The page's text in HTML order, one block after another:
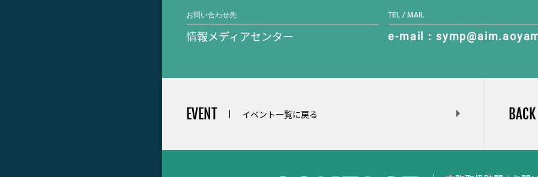
お問い合わせ先
情報メディアセンター
TEL / MAIL
e-mail：
EVENT イベント一覧に戻る BACK